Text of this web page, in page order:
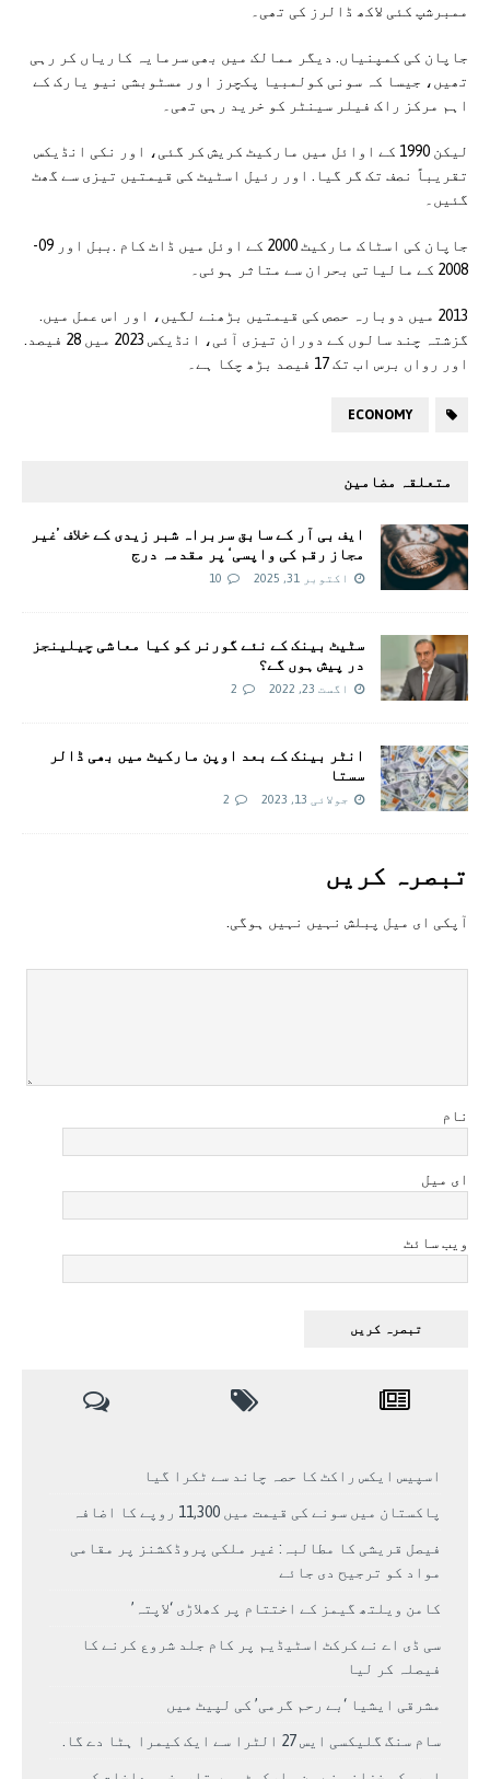
ممبرشپ کئی لاکھ ڈالرز کی تھی۔
جاپان کی کمپنیاں. دیگر ممالک میں بھی سرمایہ کاریاں کر رہی
تھیں، جیسا کہ سونی کولمبیا پکچرز اور مسٹوبشی نیو یارک کے
اہم مرکز راک فیلر سینٹر کو خرید رہی تھی۔
لیکن 1990 کے اوائل میں مارکیٹ کریش کر گئی، اور نکی انڈیکس
تقریباً نصف تک گر گیا. اور رئیل اسٹیٹ کی قیمتیں تیزی سے گھٹ
گئیں۔
جاپان کی اسٹاک مارکیٹ 2000 کے اوئل میں ڈاٹ کام .ببل اور 09-
2008 کے مالیاتی بحران سے متاثر ہوئی۔
2013 میں دوبارہ حصص کی قیمتیں بڑھنے لگیں، اور اس عمل میں.
گزشتہ چند سالوں کے دوران تیزی آئی، انڈیکس 2023 میں 28 فیصد.
اور رواں برس اب تک 17 فیصد بڑھ چکا ہے۔
ECONOMY
متعلقہ مضامین
ایف بی آر کے سابق سربراہ شبر زیدی کے خلاف ’غیر
مجاز رقم کی واپسی‘ پر مقدمہ درج
اکتوبر 31, 2025 10
سٹیٹ بینک کے نئے گورنر کو کیا معاشی چیلینجز
در پیش ہوں گے؟
اگست 23, 2022 2
انٹر بینک کے بعد اوپن مارکیٹ میں بھی ڈالر
سستا
جولائی 13, 2023 2
تبصرہ کريں
آپکی ای ميل پبلش نہيں نہيں ہوگی.
نام
ای میل
ویب سائٹ
اسپیس ایکس راکٹ کا حصہ چاند سے ٹکرا گیا
پاکستان میں سونے کی قیمت میں 11,300 روپے کا اضافہ
فیصل قریشی کا مطالبہ: غیر ملکی پروڈکشنز پر مقامی
مواد کو ترجیح دی جائے
کامن ویلتھ گیمز کے اختتام پر کھلاڑی ‘لاپتہ’
سی ڈی اے نے کرکٹ اسٹیڈیم پر کام جلد شروع کرنے کا
فیصلہ کر لیا
مشرقی ایشیا ‘بے رحم گرمی’ کی لپیٹ میں
سام سنگ گلیکسی ایس 27 الٹرا سے ایک کیمرا ہٹا دے گا.